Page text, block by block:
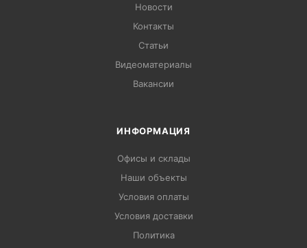
Новости
Контакты
Статьи
Видеоматериалы
Вакансии
ИНФОРМАЦИЯ
Офисы и склады
Наши объекты
Условия оплаты
Условия доставки
Политика